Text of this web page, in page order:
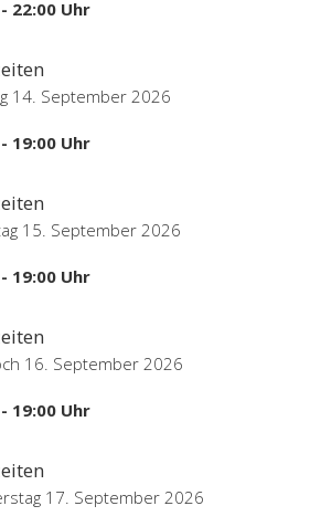
22:00 Uhr
14. September 2026
19:00 Uhr
15. September 2026
19:00 Uhr
16. September 2026
19:00 Uhr
17. September 2026